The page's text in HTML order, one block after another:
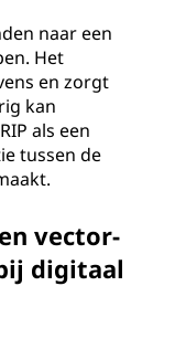
naar een
Het
en zorgt
kan
als een
tussen de
vector-
digitaal